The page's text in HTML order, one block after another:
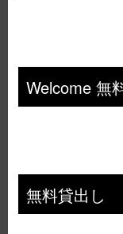
Welcome 無
無料貸出し